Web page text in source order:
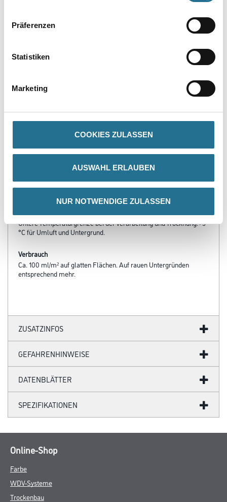
Präferenzen
Statistiken
Marketing
COOKIES ZULASSEN
AUSWAHL ERLAUBEN
NUR NOTWENDIGE ZULASSEN
Produkteigenschaft
- Emissionsminimiert, lösemittelfrei, weichmacherfrei
geruchsarm
- Individuell abtönbar
- Hohe Untergrund­haf­tung
- Dünnschichtig
- Direkt überarbeitbar
Untere Temperaturgrenze bei der Verarbeitung und Trocknung:+5
°C für Umluft und Untergrund.
Verbrauch
Ca. 100 ml/m² auf glatten Flächen. Auf rauen Untergründen
entsprechend mehr.
ZUSATZINFOS
GEFAHRENHINWEISE
DATENBLÄTTER
SPEZIFIKATIONEN
Online-Shop
Farbe
WDV-Systeme
Trockenbau